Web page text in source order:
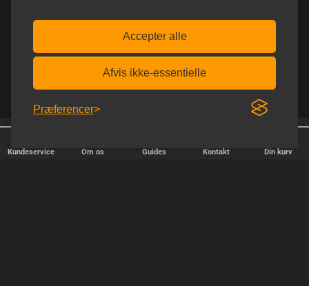
Accepter alle
Afvis ikke-essentielle
Præferencer
Kundeservice Om os Guides Kontakt Din kurv